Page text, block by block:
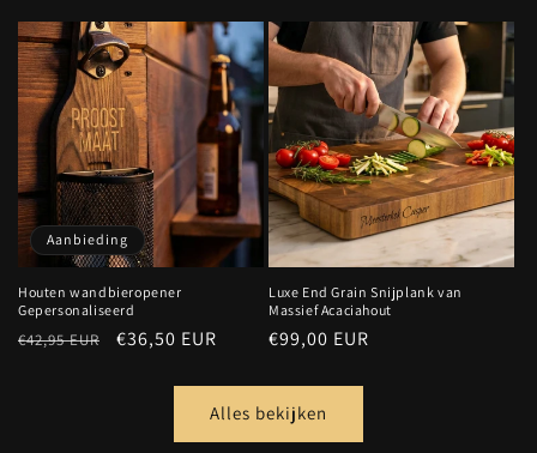
Aanbieding
Houten wandbieropener
Gepersonaliseerd
Normale
€42,95 EUR Aanbiedingsprijs
€36,50 EUR
Luxe End Grain Snijplank van
Massief Acaciahout
Normale
€99,00 EUR
Alles bekijken